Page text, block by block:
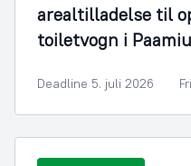
arealtilladelse til
toiletvogn i
Deadline 5. juli 2026